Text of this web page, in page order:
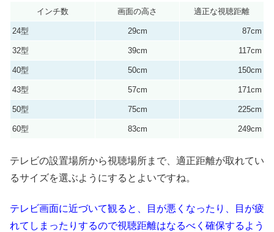
インチ数 画面の高さ 適正な視聴距離
24型 29cm 87cm
32型 39cm 117cm
40型 50cm 150cm
43型 57cm 171cm
50型 75cm 225cm
60型 83cm 249cm
テレビの設置場所から視聴場所まで、適正距離が取れてい
るサイズを選ぶようにするとよいですね。
テレビ画面に近づいて観ると、目が悪くなったり、目が疲
れてしまったりするので視聴距離はなるべく確保するよう